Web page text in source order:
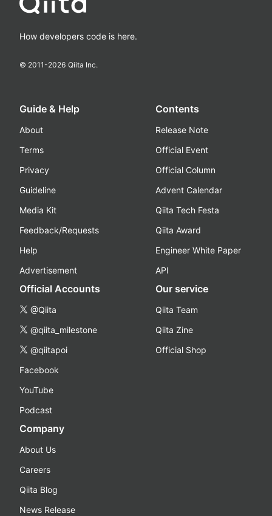
How developers code is here.
© 2011-2026 Qiita Inc.
Guide & Help
About
Terms
Privacy
Guideline
Media Kit
Feedback/Requests
Help
Advertisement
Contents
Release Note
Official Event
Official Column
Advent Calendar
Qiita Tech Festa
Qiita Award
Engineer White Paper
API
Official Accounts
@Qiita
@qiita_milestone
@qiitapoi
Facebook
YouTube
Podcast
Our service
Qiita Team
Qiita Zine
Official Shop
Company
About Us
Careers
Qiita Blog
News Release